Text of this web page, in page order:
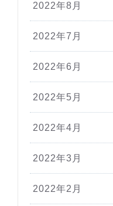
2022年8月
2022年7月
2022年6月
2022年5月
2022年4月
2022年3月
2022年2月